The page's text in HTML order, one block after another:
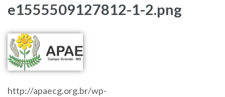
e1555509127812-1-2.png
http://apaecg.org.br/wp-